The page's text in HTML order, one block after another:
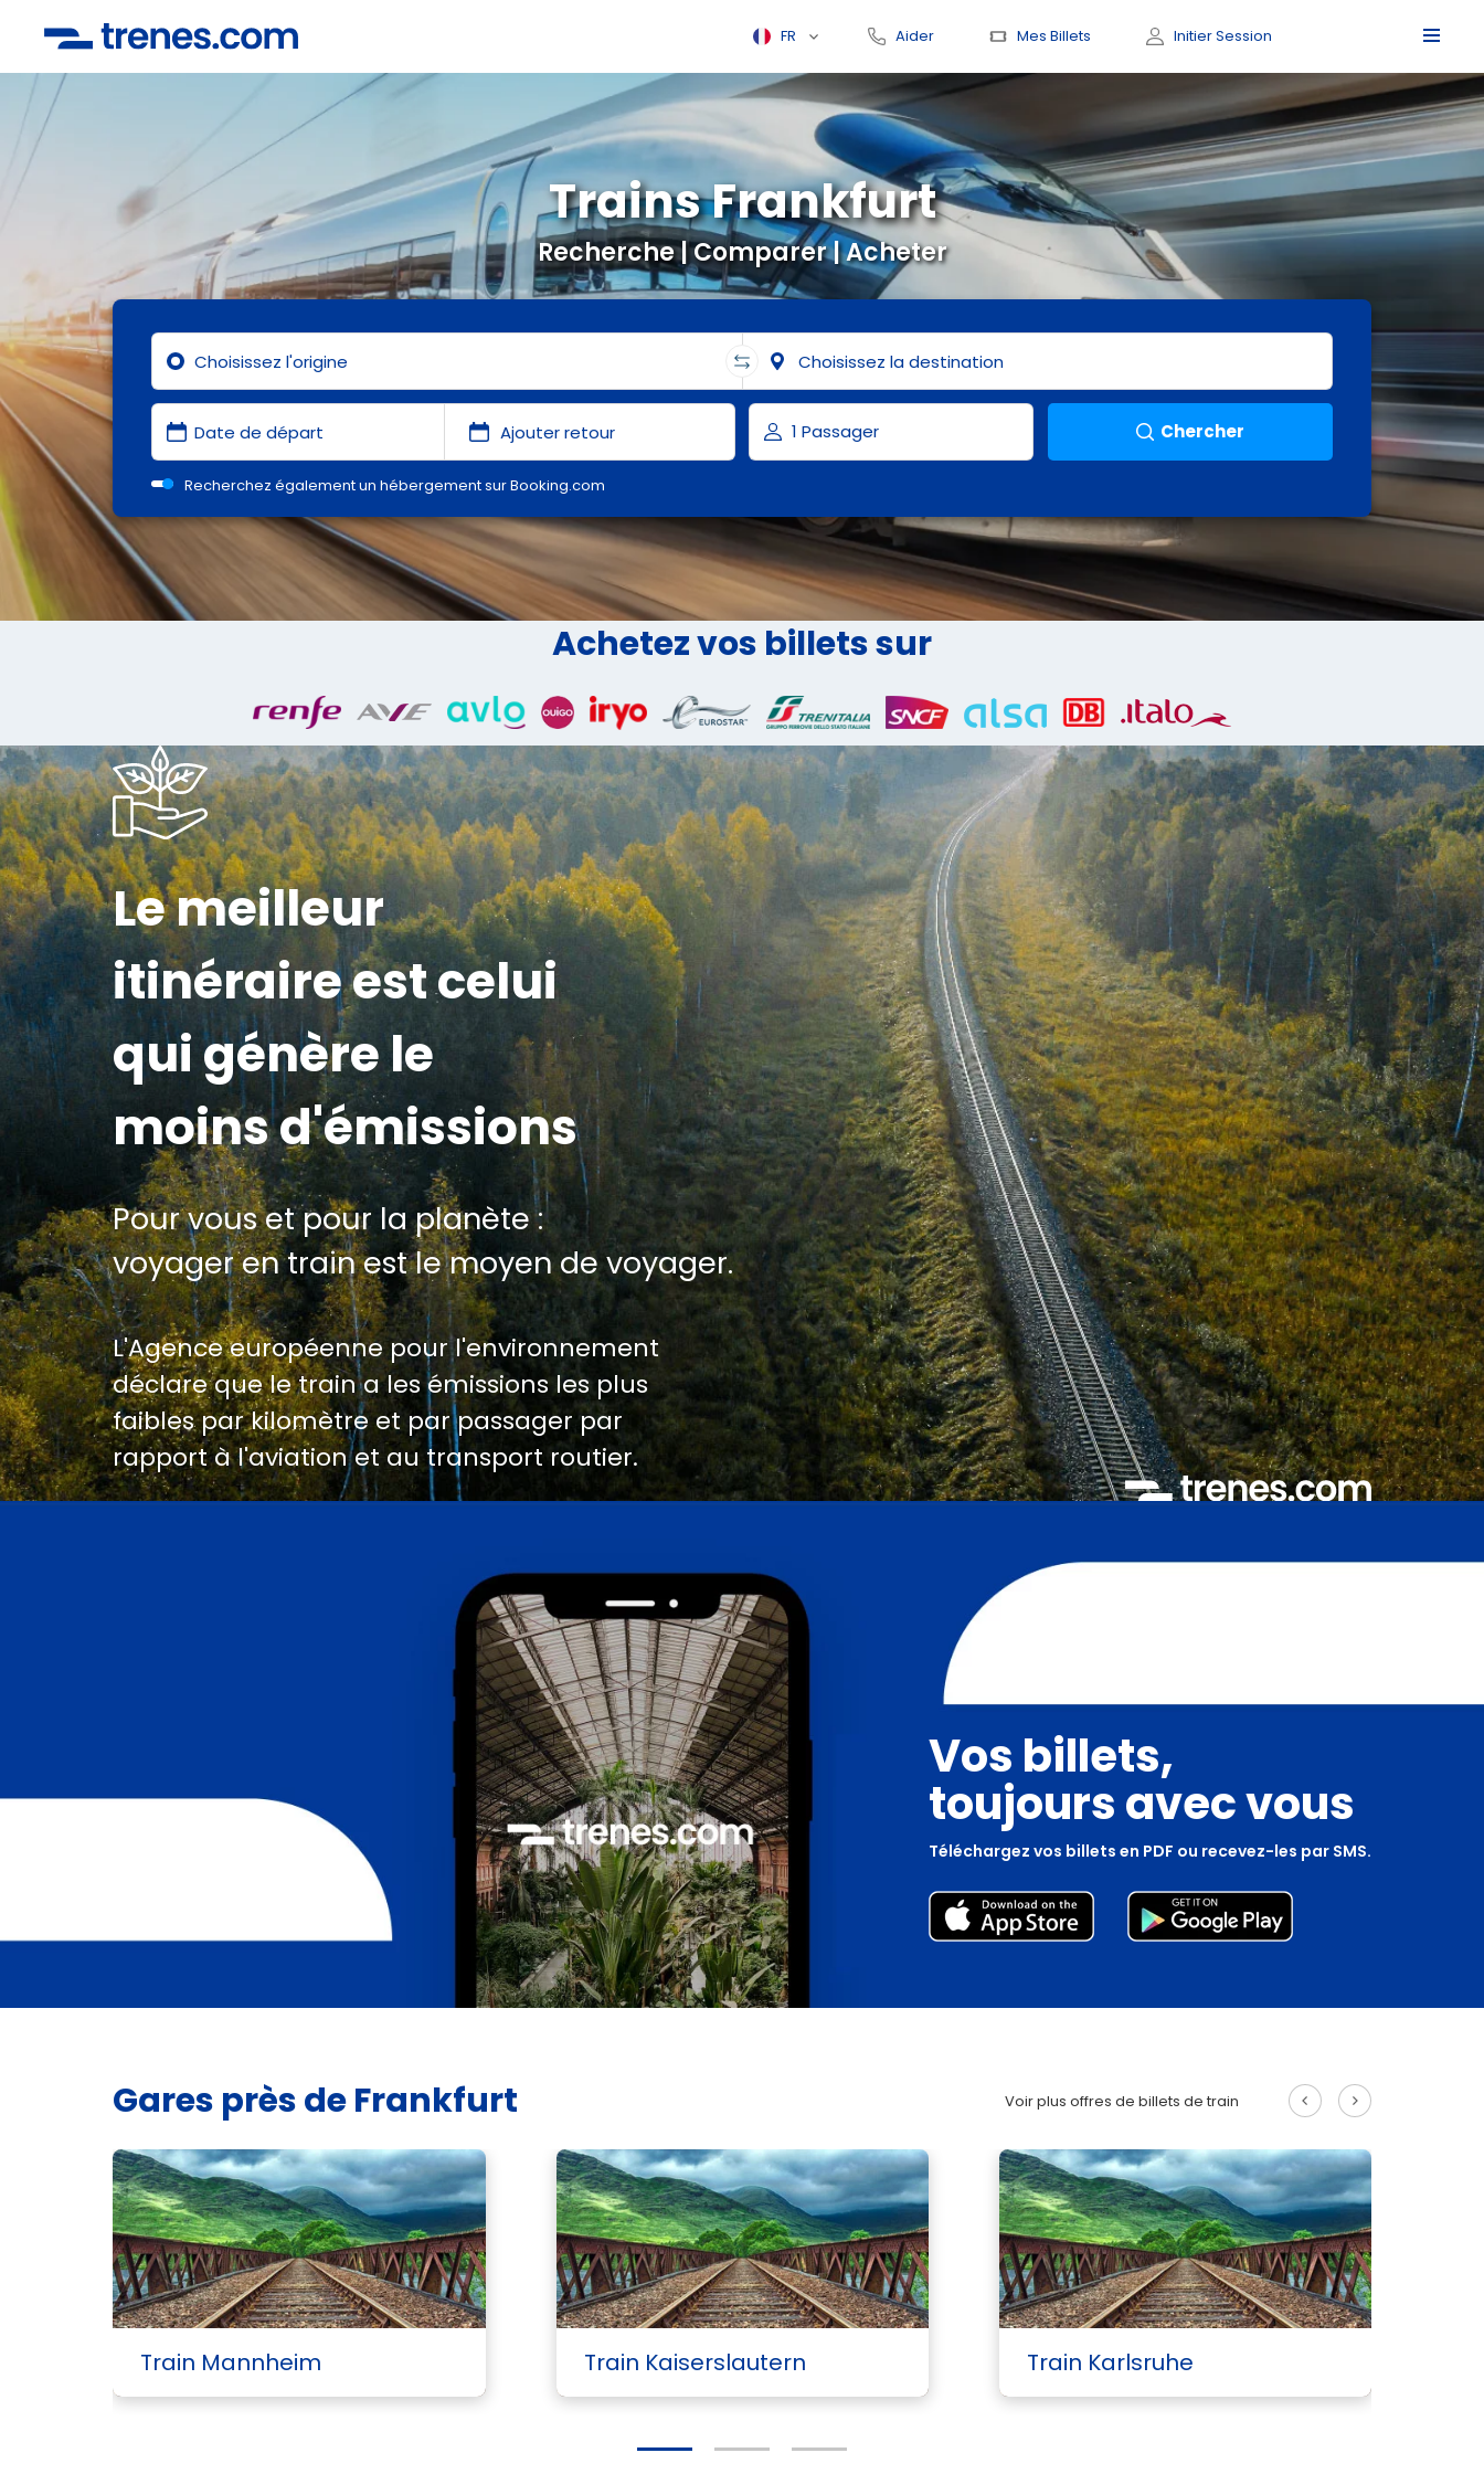
FR Aider Mes Billets Initier Session
Recherche | Comparer | Acheter
Trains Frankfurt
Chercher
Recherchez également un hébergement sur Booking.com
Achetez vos billets sur
Le meilleur
itinéraire est celui
qui génère le
moins d'émissions
Pour vous et pour la planète :
voyager en train est le moyen de voyager.
L'Agence européenne pour l'environnement
déclare que le train a les émissions les plus
faibles par kilomètre et par passager par
rapport à l'aviation et au transport routier.
Vos billets,
toujours avec vous
Téléchargez vos billets en PDF ou recevez-les par SMS.
Gares près de Frankfurt Voir plus offres de billets de train
Train Mannheim Train Kaiserslautern Train Karlsruhe